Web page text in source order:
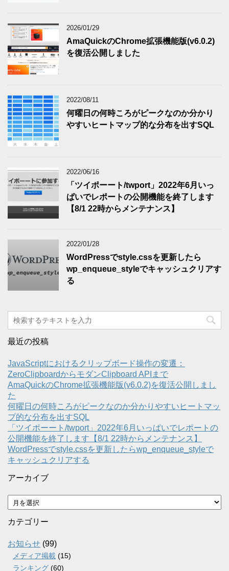
2026/01/29
AmaQuickのChrome拡張機能版(v6.0.2)
を復活公開しました
2022/08/11
何曜日の何時ころがピークなのか分かり
やすいヒートマップ的な分布を出すSQL
2022/06/16
「ツイポーート/twport」2022年6月いっ
ぱいでレポートの公開機能を終了します
【8/1 22時からメンテナンス】
2022/01/28
WordPressでstyle.cssを更新したら
wp_enqueue_styleでキャッシュクリアす
る
最近の投稿
JavaScriptにおけるクリップボード操作の変遷：
ZeroClipboardからモダンClipboard APIまで
AmaQuickのChrome拡張機能版(v6.0.2)を復活公開しまし
た
何曜日の何時ころがピークなのか分かりやすいヒートマッ
プ的な分布を出すSQL
「ツイポーート/twport」2022年6月いっぱいでレポートの
公開機能を終了します【8/1 22時からメンテナンス】
WordPressでstyle.cssを更新したらwp_enqueue_styleで
キャッシュクリアする
アーカイブ
ア
ー
カ
ブ
カテゴリー
お知らせ (99)
メディア掲載 (15)
ランキング (60)